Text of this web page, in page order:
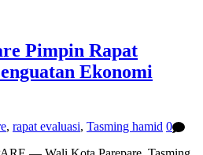
Pimpin Rapat
Ekonomi
, rapat evaluasi, Tasming hamid 0